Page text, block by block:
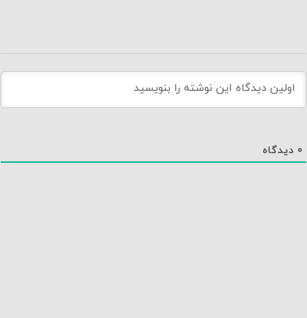
0 دیدگاه